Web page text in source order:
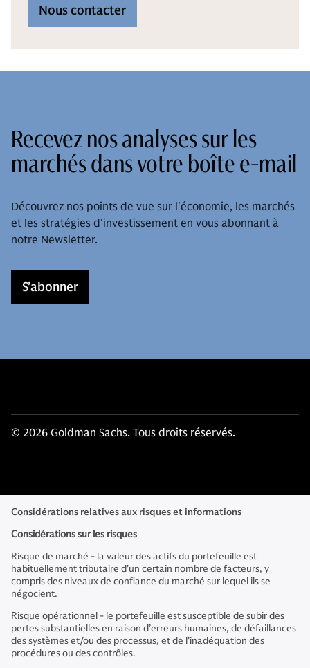
Nous contacter
Recevez nos analyses sur les
marchés dans votre boîte e-mail
Découvrez nos points de vue sur l'économie, les marchés
et les stratégies d'investissement en vous abonnant à
notre Newsletter.
S’abonner
© 2026 Goldman Sachs. Tous droits réservés.
Considérations relatives aux risques et informations
Considérations sur les risques
Risque de marché - la valeur des actifs du portefeuille est
habituellement tributaire d’un certain nombre de facteurs, y
compris des niveaux de confiance du marché sur lequel ils se
négocient.
Risque opérationnel - le portefeuille est susceptible de subir des
pertes substantielles en raison d’erreurs humaines, de défaillances
des systèmes et/ou des processus, et de l’inadéquation des
procédures ou des contrôles.